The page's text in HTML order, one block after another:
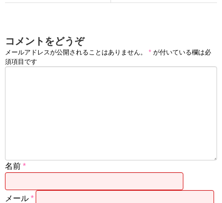
コメントをどうぞ
メールアドレスが公開されることはありません。 * が付いている欄は必
須項目です
名前 *
メール *